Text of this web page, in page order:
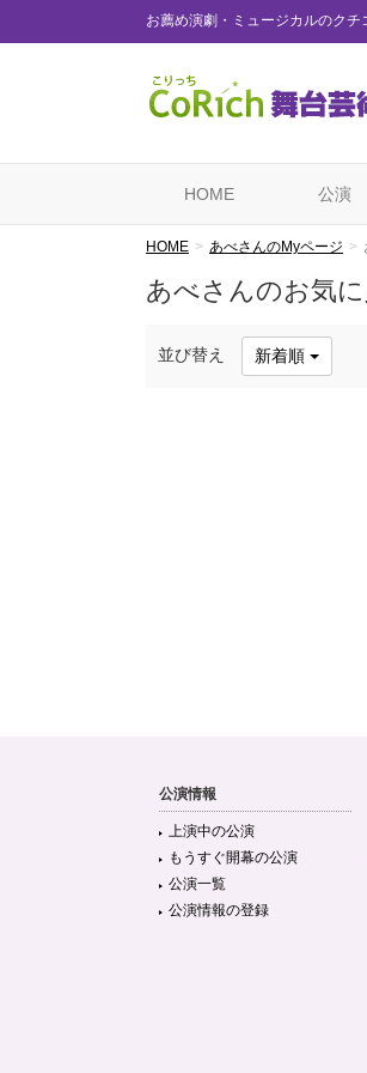
お薦め演劇・ミュージカルのクチ
HOME 公演
HOME あべさんのMyページ
あべさんのお気
並び替え 新着順
公演情報
上演中の公演
もうすぐ開幕の公演
公演一覧
公演情報の登録